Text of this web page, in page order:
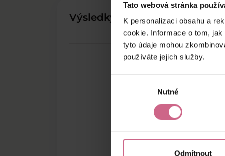
Tato webová stránka
K personalizaci obsahu a
cookie. Informace o tom,
tyto údaje mohou
používáte jejich služby.
Nutné
Odmítnout
Výsledky těžby